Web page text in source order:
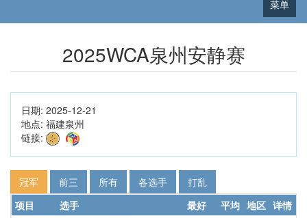
菜单
2025WCA泉州安静赛
日期: 2025-12-21
地点: 福建泉州
链接:
冠军 前三 所有 各选手
打乱
项目
选手 最好 平均 地区 详情